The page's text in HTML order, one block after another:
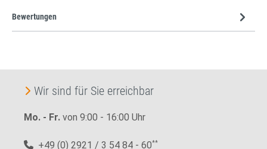
Bewertungen
Wir sind für Sie erreichbar
Mo. - Fr. von 9:00 - 16:00 Uhr
+49 (0) 2921 / 3 54 84 - 60**